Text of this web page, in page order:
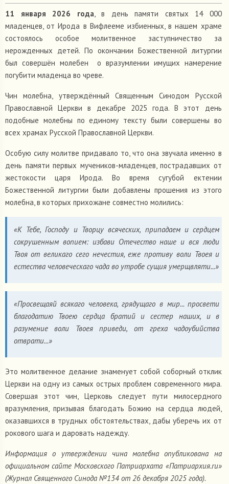
11 января 2026 года, в день памяти святых 14 000
младенцев, от Ирода в Вифлееме избиенных, в нашем храме
состоялось особое молитвенное заступничество за
нерожденных детей. По окончании Божественной литургии
был совершён молебен
о вразумлении имущих намерение
погубити младенца во чреве.
Чин молебна, утверждённый Священным Синодом Русской
Православной Церкви в декабре 2025 года. В этот день
подобные молебны по единому тексту были совершены во
всех храмах Русской Православной Церкви.
Особую силу молитве придавало то, что она звучала именно в
день памяти первых мучеников-младенцев, пострадавших от
жестокости царя Ирода. Во время сугубой ектении
Божественной литургии были добавлены прошения из этого
молебна, в которых прихожане совместно молились:
«К Тебе, Господу и Творцу всяческих, припадаем и сердцем
сокрушенным вопием: избави Отечество наше и вся люди
Твоя от великаго сего нечестия, еже противу воли Твоея и
естества человеческаго чада во утробе сущия умерщвляти...»
«Просвещаяй всякаго человека, грядущаго в мир... просвети
благодатию Твоею сердца братий и сестер наших, и в
разумение воли Твоея приведи, от греха чадоубийства
отврати...»
Это молитвенное делание знаменует собой соборный отклик
Церкви на одну из самых острых проблем современного мира.
Совершая этот чин, Церковь следует пути милосердного
вразумления, призывая благодать Божию на сердца людей,
оказавшихся в трудных обстоятельствах, дабы уберечь их от
рокового шага и даровать надежду.
Информация о утверждении чина молебна опубликована на
официальном сайте Московского Патриархата «Патриархия.ru»
(Журнал Священного Синода №134 от 26 декабря 2025 года).